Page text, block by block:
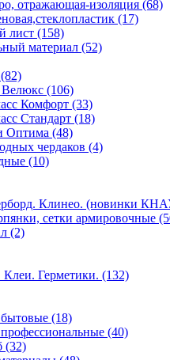
отражающая-изоляция (68)
(17)
лист (158)
материал (52)
(106)
Комфорт (33)
Стандарт (18)
Оптима (48)
чердаков (4)
(10)
Клинео. (новинки
сетки армировочные
(2)
Герметики. (132)
(18)
(40)
(32)